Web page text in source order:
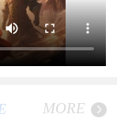
MORE